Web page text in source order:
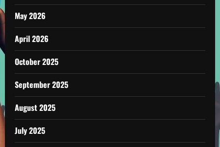
May 2026
April 2026
October 2025
September 2025
August 2025
July 2025